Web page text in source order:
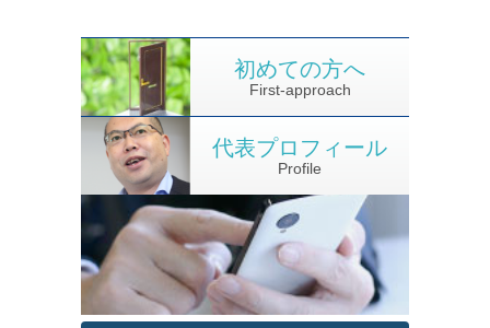
First-approach
初めての方へ
Profile
代表プロフィール